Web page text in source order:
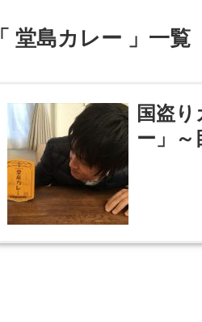
「 堂島カレー 」一覧
国盗
ー」～